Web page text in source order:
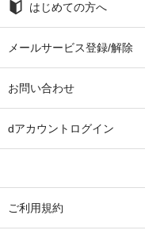
はじめての方へ
メールサービス登録/解除
お問い合わせ
dアカウントログイン
ご利用規約